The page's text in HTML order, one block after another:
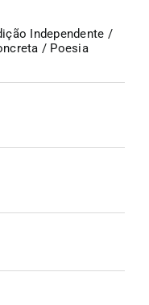
Independente /
/ Poesia